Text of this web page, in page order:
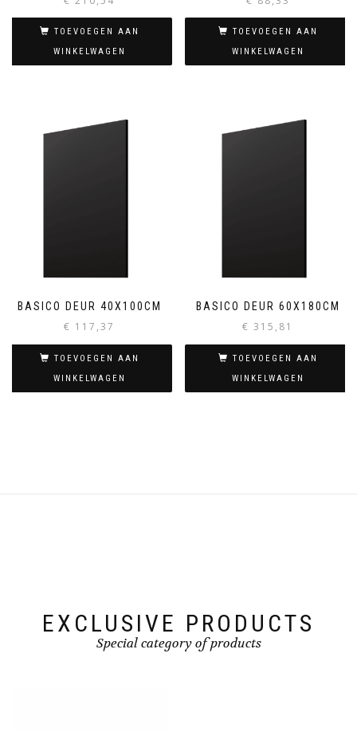
TOEVOEGEN AAN
WINKELWAGEN
TOEVOEGEN AAN
WINKELWAGEN
BASICO DEUR 40X100CM
€ 117,37
TOEVOEGEN AAN
WINKELWAGEN
BASICO DEUR 60X180CM
€ 315,81
TOEVOEGEN AAN
WINKELWAGEN
EXCLUSIVE PRODUCTS
Special category of products